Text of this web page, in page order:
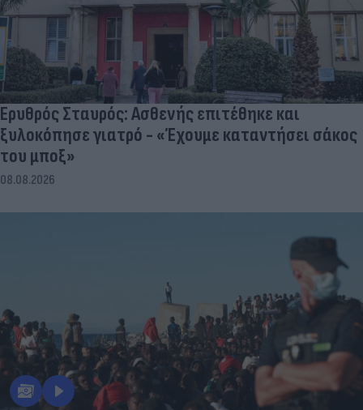
Ερυθρός Σταυρός: Ασθενής επιτέθηκε και
ξυλοκόπησε γιατρό - «Έχουμε καταντήσει σάκος
του μποξ»
08.08.2026